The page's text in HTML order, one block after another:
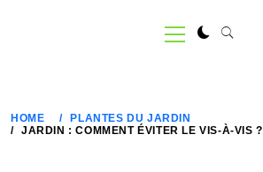
Primary
Menu
HOME
PLANTES DU JARDIN
JARDIN : COMMENT ÉVITER LE VIS-À-VIS ?